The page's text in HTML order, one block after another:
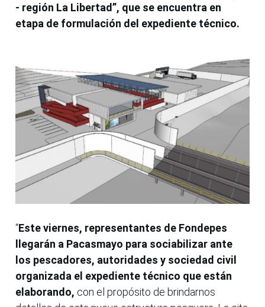
- región La Libertad”, que se encuentra en
etapa de formulación del expediente técnico.
“Este viernes, representantes de Fondepes
llegarán a Pacasmayo para sociabilizar ante
los pescadores, autoridades y sociedad civil
organizada el expediente técnico que están
elaborando, con el propósito de brindarnos